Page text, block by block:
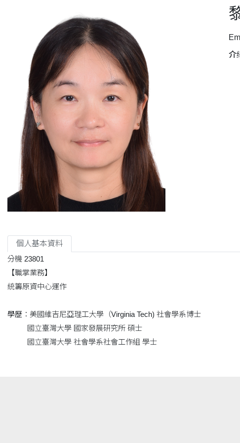
介
個人基本資料
分機 23801
【職掌業務】
統籌原資中心運作
學歷 ：美國維吉尼亞理工大學（Virginia Tech) 社會學系博士
國立臺灣大學 國家發展研究所 碩士
國立臺灣大學 社會學系社會工作組 學士